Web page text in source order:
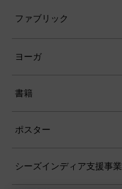
ファブリック
ヨーガ
書籍
ポスター
シーズインディア支援事業